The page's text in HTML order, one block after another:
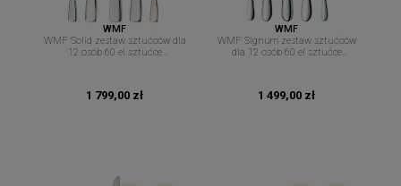
WMF
WMF Solid zestaw sztućców dla
12 osób 60 el sztućce
1 799,00 zł
WMF
WMF Signum zestaw sztućców
dla 12 osób 60 el sztućce
1 499,00 zł